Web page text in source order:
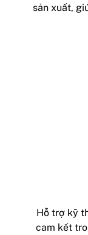
sản xuất,
Hỗ trợ kỹ
cam kết